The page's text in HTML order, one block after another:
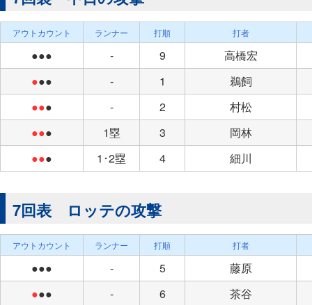
アウトカウント ランナー 打順 打者
●●● - 9
高橋宏
●●● - 1
鵜飼
●●● - 2
村松
●●● 1塁 3
岡林
●●● 1･2塁 4 細川
7回表 ロッテの攻撃
アウトカウント ランナー 打順 打者
●●● - 5
藤原
●●● - 6
茶谷